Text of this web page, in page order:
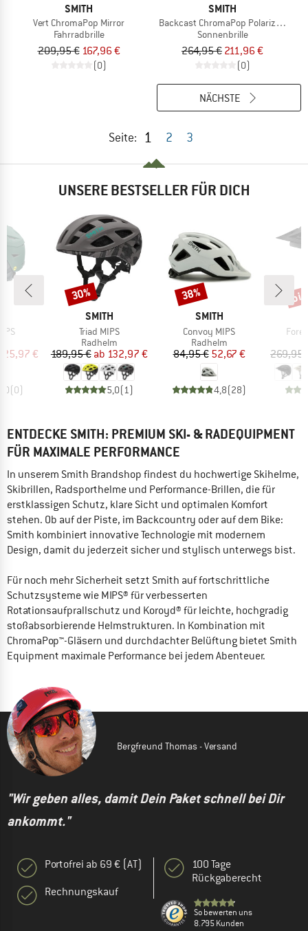
SMITH
Vert ChromaPop Mirror
Fahrradbrille
209,95 € 167,96 €
(0)
SMITH
Backcast ChromaPop Polarized S3
Sonnenbrille
264,95 € 211,96 €
(0)
Seite: 1 2 3
NÄCHSTE
UNSERE BESTSELLER FÜR DICH
Preis
€
(0)
MARKE
SMITH
Artikel
Triad MIPS
Produktgruppe
Radhelm
Preis
189,95 € reduzierter Preis
ab 132,97 €
5,0(1 )
Rabatt
30%
MARKE
SMITH
Artikel
Convoy MIPS
Produktgruppe
Radhelm
Preis
84,95 €reduzierter Preis
52,67 €
4,8(28)
Rabatt
38%
269,95
ENTDECKE SMITH: PREMIUM SKI- & RADEQUIPMENT
FÜR MAXIMALE PERFORMANCE
In unserem Smith Brandshop findest du hochwertige Skihelme,
Skibrillen, Radsporthelme und Performance-Brillen, die für
erstklassigen Schutz, klare Sicht und optimalen Komfort
stehen. Ob auf der Piste, im Backcountry oder auf dem Bike:
Smith kombiniert innovative Technologie mit modernem
Design, damit du jederzeit sicher und stylisch unterwegs bist.
Für noch mehr Sicherheit setzt Smith auf fortschrittliche
Schutzsysteme wie MIPS® für verbesserten
Rotationsaufprallschutz und Koroyd® für leichte, hochgradig
stoßabsorbierende Helmstrukturen. In Kombination mit
ChromaPop™-Gläsern und durchdachter Belüftung bietet Smith
Equipment maximale Performance bei jedem Abenteuer.
Bergfreund Thomas - Versand
"Wir geben alles, damit Dein Paket schnell bei Dir
ankommt."
Portofrei ab 69 € (AT)
Rechnungskauf
100 Tage
Rückgaberecht
So bewerten uns
8.795 Kunden